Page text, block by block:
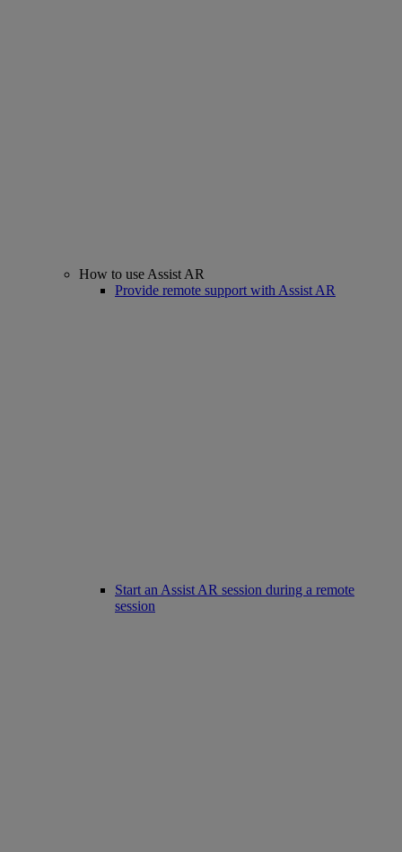
How to use Assist AR
Provide remote support with Assist AR
Start an Assist AR session during a remote
session